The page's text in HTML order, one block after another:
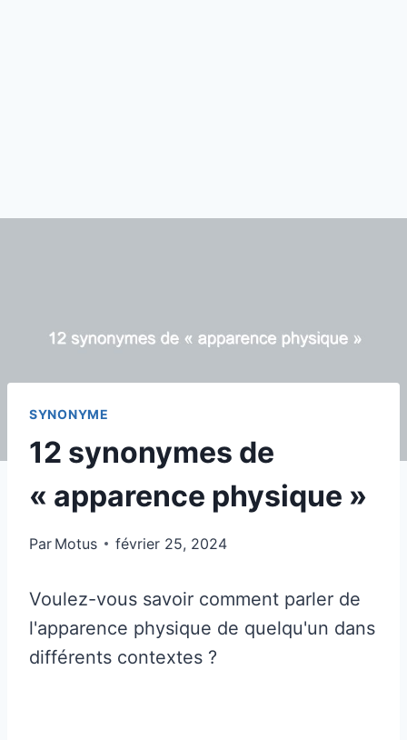
SYNONYME
12 synonymes de
« apparence physique »
Par Motus février 25, 2024
Voulez-vous savoir comment parler de
l'apparence physique de quelqu'un dans
différents contextes ?